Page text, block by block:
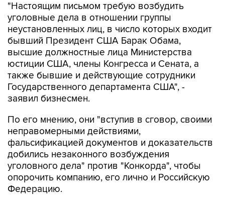
"Настоящим письмом требую возбудить
уголовные дела в отношении группы
неустановленных лиц, в число которых входит
бывший Президент США Барак Обама,
высшие должностные лица Министерства
юстиции США, члены Конгресса и Сената, а
также бывшие и действующие сотрудники
Государственного департамента США", -
заявил бизнесмен.
По его мнению, они "вступив в сговор, своими
неправомерными действиями,
фальсификацией документов и доказательств
добились незаконного возбуждения
уголовного дела" против "Конкорда", чтобы
опорочить компанию, его лично и Российскую
Федерацию.